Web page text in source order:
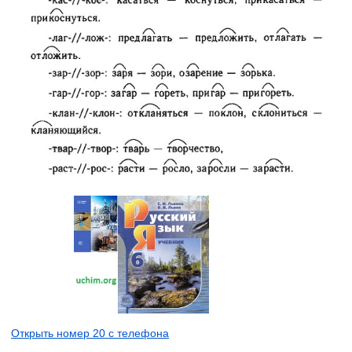
Открыть номер 20 с телефона